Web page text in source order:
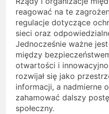
reagować na te
regulacje dotyczące
sieci oraz
Jednocześnie ważne
między
otwartości i
rozwijał się jako
informacji, a nadmierne
zahamować dalszy
społeczny.